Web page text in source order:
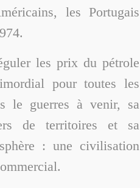
les Portugais
les prix du pétrole
pour toutes les
le guerres à venir, sa
de territoires et sa
: une civilisation